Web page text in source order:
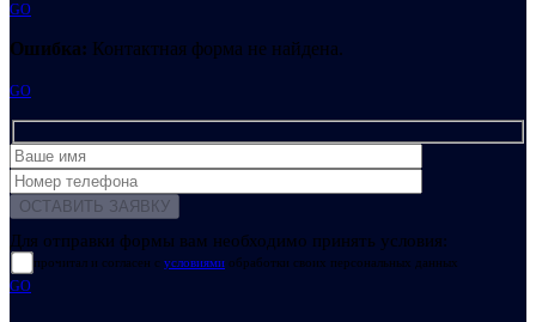
GO
Ошибка: Контактная форма не найдена.
GO
Для отправки формы вам необходимо принять условия:
прочитал и согласен с условиями обработки своих персональных данных
GO